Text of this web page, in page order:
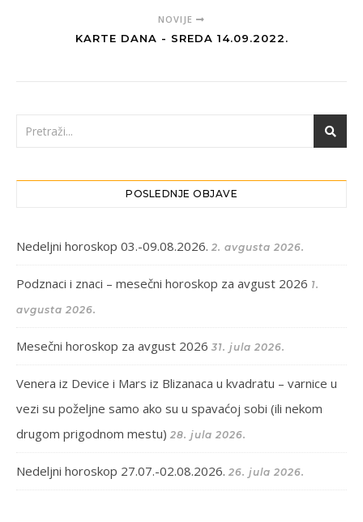
NOVIJE
KARTE DANA - SREDA 14.09.2022.
POSLEDNJE OBJAVE
Nedeljni horoskop 03.-09.08.2026. 2. avgusta 2026.
Podznaci i znaci – mesečni horoskop za avgust 2026 1.
avgusta 2026.
Mesečni horoskop za avgust 2026 31. jula 2026.
Venera iz Device i Mars iz Blizanaca u kvadratu – varnice u
vezi su poželjne samo ako su u spavaćoj sobi (ili nekom
drugom prigodnom mestu) 28. jula 2026.
Nedeljni horoskop 27.07.-02.08.2026. 26. jula 2026.